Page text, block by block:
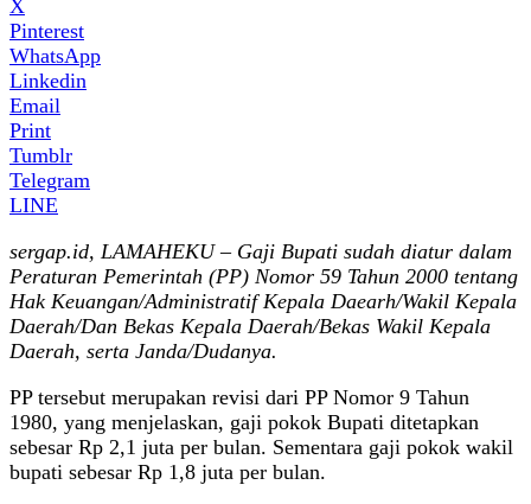
X
Pinterest
WhatsApp
Linkedin
Email
Print
Tumblr
Telegram
LINE
sergap.id, LAMAHEKU – Gaji Bupati sudah diatur dalam
Peraturan Pemerintah (PP) Nomor 59 Tahun 2000 tentang
Hak Keuangan/Administratif Kepala Daearh/Wakil Kepala
Daerah/Dan Bekas Kepala Daerah/Bekas Wakil Kepala
Daerah, serta Janda/Dudanya.
PP tersebut merupakan revisi dari PP Nomor 9 Tahun
1980, yang menjelaskan, gaji pokok Bupati ditetapkan
sebesar Rp 2,1 juta per bulan. Sementara gaji pokok wakil
bupati sebesar Rp 1,8 juta per bulan.